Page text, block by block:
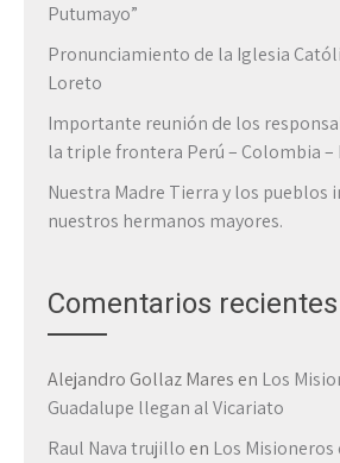
Putumayo”
Pronunciamiento de la Iglesia
Loreto
Importante reunión de los
la triple frontera Perú – Colombia –
Nuestra Madre Tierra y los pueblos
nuestros hermanos mayores.
Comentarios recientes
Alejandro Gollaz Mares en Los
Guadalupe llegan al Vicariato
Raul Nava trujillo en Los Misioneros